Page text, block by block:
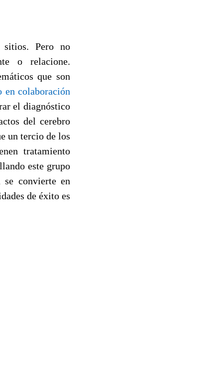
sitios. Pero no
o relacione.
que son
en colaboración
el diagnóstico
del cerebro
un tercio de los
tratamiento
este grupo
se convierte en
de éxito es